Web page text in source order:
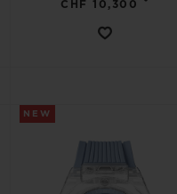
CHF 10,300
NEW